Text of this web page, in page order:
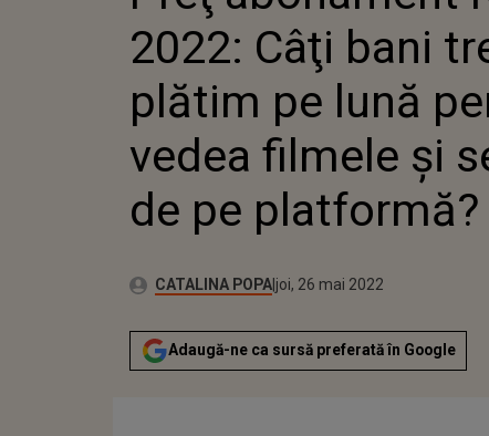
SERIALELE DE PE
2022: Câţi bani
plătim pe lună
vedea filmele şi
de pe platformă?
Autor:CATALINA POPAPublicat:
miercuri, 11 mai 2022
Actualizat:
joi, 26 mai 2022
Adaugă-ne ca sursă preferată în Google